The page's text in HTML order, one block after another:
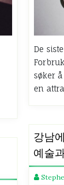
De
søker
en
강남
예술